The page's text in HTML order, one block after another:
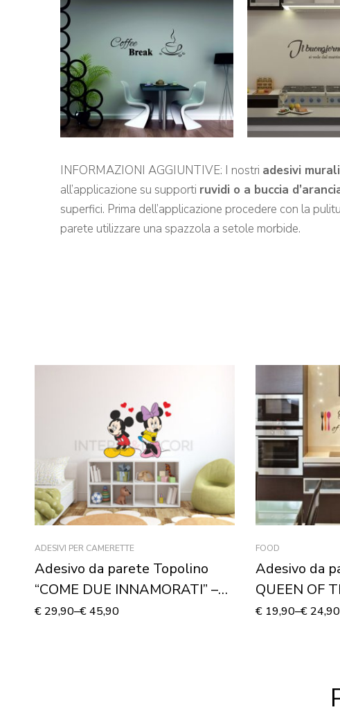
INFORMAZIONI AGGIUNTIVE: I nostri adesivi murali
all’applicazione su supporti ruvidi o a buccia
superfici. Prima dell’applicazione procedere con la
parete utilizzare una spazzola a setole morbide.
ADESIVI PER CAMERETTE
Adesivo da parete Topolino
“COME DUE INNAMORATI” –
Adesivo murale
€ 29,90–€45,90
FOOD
Adesivo da
QUEEN OF
€19,90–€24,90